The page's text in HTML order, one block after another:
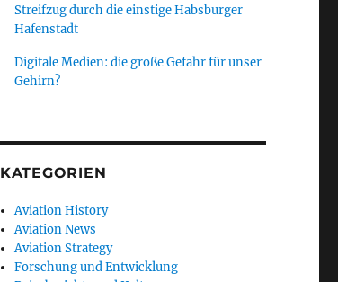
Streifzug durch die einstige Habsburger
Hafenstadt
Digitale Medien: die große Gefahr für unser
Gehirn?
KATEGORIEN
Aviation History
Aviation News
Aviation Strategy
Forschung und Entwicklung